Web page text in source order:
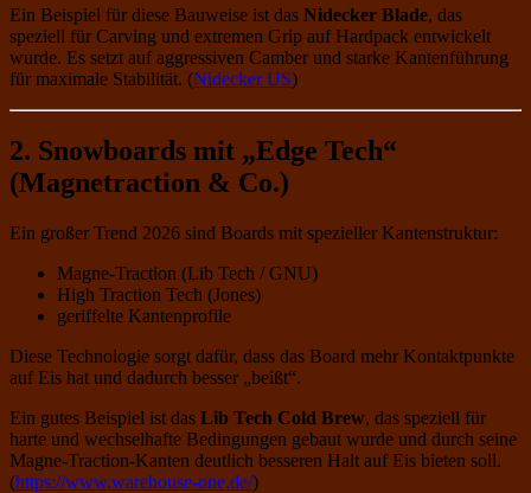
Ein Beispiel für diese Bauweise ist das Nidecker Blade, das
speziell für Carving und extremen Grip auf Hardpack entwickelt
wurde. Es setzt auf aggressiven Camber und starke Kantenführung
für maximale Stabilität. (Nidecker US)
2. Snowboards mit „Edge Tech“
(Magnetraction & Co.)
Ein großer Trend 2026 sind Boards mit spezieller Kantenstruktur:
Magne-Traction (Lib Tech / GNU)
High Traction Tech (Jones)
geriffelte Kantenprofile
Diese Technologie sorgt dafür, dass das Board mehr Kontaktpunkte
auf Eis hat und dadurch besser „beißt“.
Ein gutes Beispiel ist das Lib Tech Cold Brew, das speziell für
harte und wechselhafte Bedingungen gebaut wurde und durch seine
Magne-Traction-Kanten deutlich besseren Halt auf Eis bieten soll.
(https://www.warehouse-one.de/)